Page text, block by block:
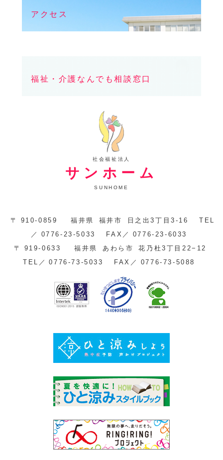
アクセス
福祉・介護なんでも相談窓口
社会福祉法人
サンホーム
SUNHOME
〒 910-0859 福井県 福井市 日之出3丁目3-16
TEL
／
0776-23-5033 FAX／
0776-23-6033
〒
919-0633 福井県 あわら市
花乃杜3丁目22−12
TEL／
0776-73-5033 FAX／ 0776-73-5088